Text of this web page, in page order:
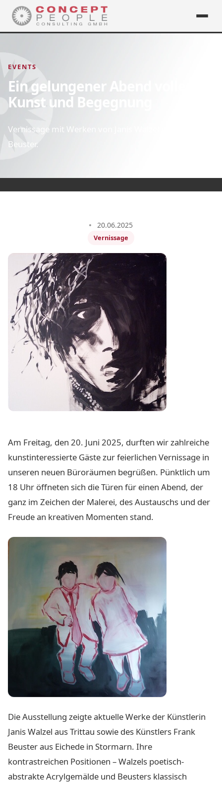
EVENTS
Ein gelungener Abend voller
Kunst und Begegnung
Vernissage mit Werken von Janis Walzel und Frank
Beuster.
20.06.2025
Vernissage
Am Freitag, den 20. Juni 2025, durften wir zahlreiche
kunstinteressierte Gäste zur feierlichen Vernissage in
unseren neuen Büroräumen begrüßen. Pünktlich um
18 Uhr öffneten sich die Türen für einen Abend, der
ganz im Zeichen der Malerei, des Austauschs und der
Freude an kreativen Momenten stand.
Die Ausstellung zeigte aktuelle Werke der Künstlerin
Janis Walzel aus Trittau sowie des Künstlers Frank
Beuster aus Eichede in Stormarn. Ihre
kontrastreichen Positionen – Walzels poetisch-
abstrakte Acrylgemälde und Beusters klassisch